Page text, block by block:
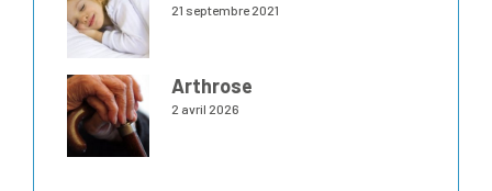
21 septembre 2021
Arthrose
2 avril 2026